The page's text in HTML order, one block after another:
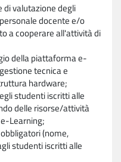
valutazione degli
docente e/o
a cooperare all'attività di
della piattaforma e-
tecnica e
hardware;
studenti iscritti alle
delle risorse/attività
Learning;
(nome,
studenti iscritti alle